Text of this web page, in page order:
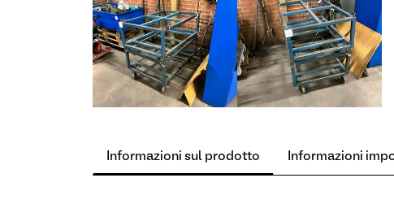
Informazioni sul prodotto Informazioni